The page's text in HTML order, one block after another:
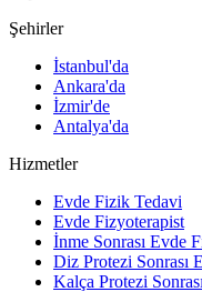
Şehirler
İstanbul'da
Ankara'da
İzmir'de
Antalya'da
Hizmetler
Evde Fizik Tedavi
Evde Fizyoterapist
İnme Sonrası Evde
Diz Protezi Sonrası
Kalça Protezi